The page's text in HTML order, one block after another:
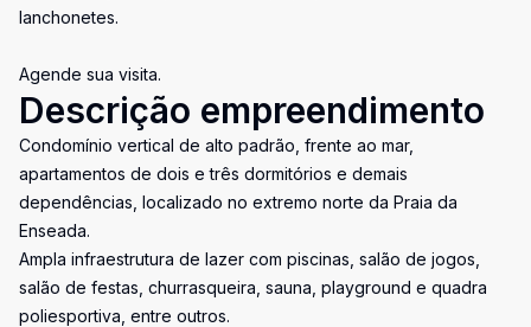
lanchonetes.
Agende sua visita.
Descrição empreendimento
Condomínio vertical de alto padrão, frente ao mar,
apartamentos de dois e três dormitórios e demais
dependências, localizado no extremo norte da Praia da
Enseada.
Ampla infraestrutura de lazer com piscinas, salão de jogos,
salão de festas, churrasqueira, sauna, playground e quadra
poliesportiva, entre outros.